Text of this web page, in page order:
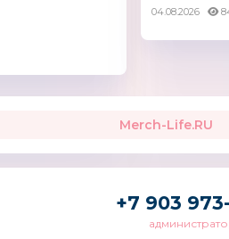
04.08.2026
Merch-Life.RU
+7 903